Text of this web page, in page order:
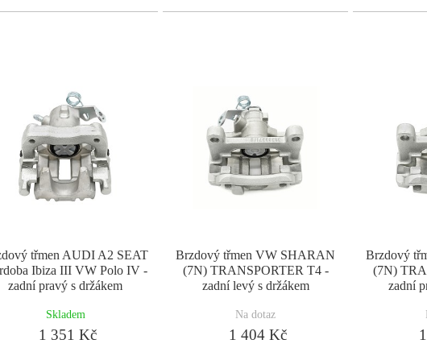
třmen AUDI A2 SEAT
Ibiza III VW Polo IV -
zadní pravý s držákem
Skladem
1 351 Kč
Brzdový třmen VW SHARAN
(7N) TRANSPORTER T4 -
zadní levý s držákem
Na dotaz
1 404 Kč
Brzdový
(7N)
zadní